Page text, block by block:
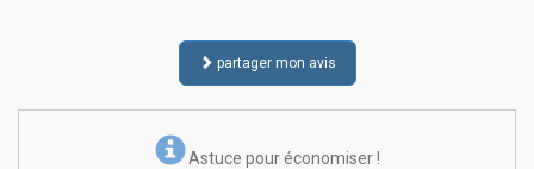
partager mon avis
Astuce pour économiser !